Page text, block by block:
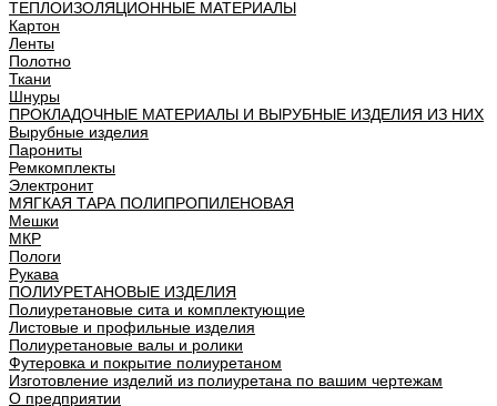
ТЕПЛОИЗОЛЯЦИОННЫЕ МАТЕРИАЛЫ
Картон
Ленты
Полотно
Ткани
Шнуры
ПРОКЛАДОЧНЫЕ МАТЕРИАЛЫ И ВЫРУБНЫЕ ИЗДЕЛИЯ ИЗ НИХ
Вырубные изделия
Парониты
Ремкомплекты
Электронит
МЯГКАЯ ТАРА ПОЛИПРОПИЛЕНОВАЯ
Мешки
МКР
Пологи
Рукава
ПОЛИУРЕТАНОВЫЕ ИЗДЕЛИЯ
Полиуретановые сита и комплектующие
Листовые и профильные изделия
Полиуретановые валы и ролики
Футеровка и покрытие полиуретаном
Изготовление изделий из полиуретана по вашим чертежам
О предприятии